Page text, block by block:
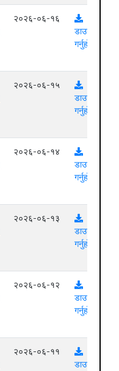
२०२६-०६-१६
डाउनलोड
गर्नुहोस्
२०२६-०६-१५
डाउनलोड
गर्नुहोस्
२०२६-०६-१४
डाउनलोड
गर्नुहोस्
२०२६-०६-१३
डाउनलोड
गर्नुहोस्
२०२६-०६-१२
डाउनलोड
गर्नुहोस्
२०२६-०६-११
डाउनलोड